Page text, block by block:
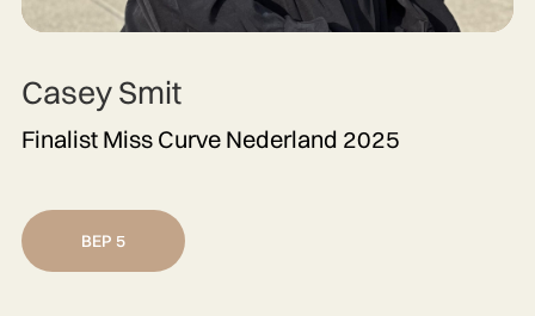
Casey Smit
Finalist Miss Curve Nederland 2025
BEP 5